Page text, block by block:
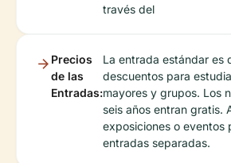
través del
Precios
de las
Entradas:
La entrada estándar es
descuentos para
mayores y grupos. Los
seis años entran gratis.
exposiciones o eventos
entradas separadas.